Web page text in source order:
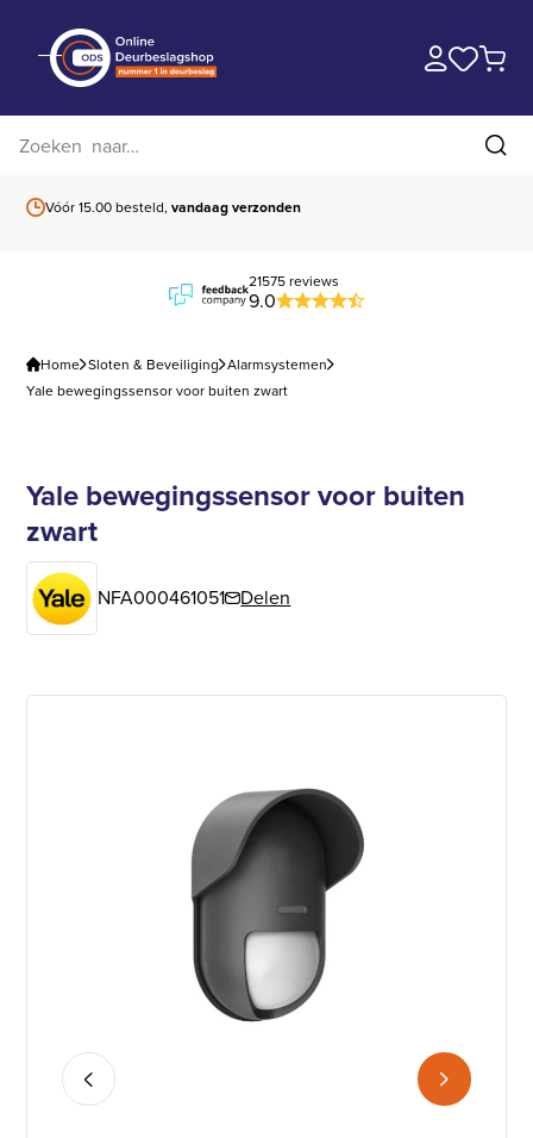
Vóór 15.00 besteld,vandaag verzonden
21575 reviews
9.0
Home Sloten & Beveiliging Alarmsystemen
Yale bewegingssensor voor buiten zwart
Yale bewegingssensor voor buiten
zwart
NFA000461051 Delen